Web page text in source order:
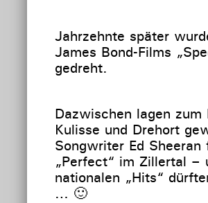
Jahrzehnte später
James Bond-Films
gedreht.
Dazwischen lagen
Kulisse und Drehort
Songwriter Ed
„Perfect“ im Zillertal –
nationalen „Hits“
… 🙂